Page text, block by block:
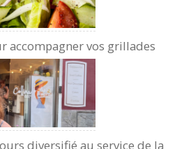
accompagner vos grillades
diversifié au service de la